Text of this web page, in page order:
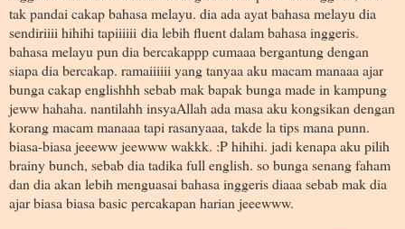
tak pandai cakap bahasa melayu. dia ada ayat bahasa melayu dia
sendiriiii hihihi tapiiiiii dia lebih fluent dalam bahasa inggeris.
bahasa melayu pun dia bercakappp cumaaa bergantung dengan
siapa dia bercakap. ramaiiiiii yang tanyaa aku macam manaaa ajar
bunga cakap englishhh sebab mak bapak bunga made in kampung
jeww hahaha. nantilahh insyaAllah ada masa aku kongsikan dengan
korang macam manaaa tapi rasanyaaa, takde la tips mana punn.
biasa-biasa jeeeww jeewww wakkk. :P hihihi. jadi kenapa aku pilih
brainy bunch, sebab dia tadika full english. so bunga senang faham
dan dia akan lebih menguasai bahasa inggeris diaaa sebab mak dia
ajar biasa biasa basic percakapan harian jeeewww.